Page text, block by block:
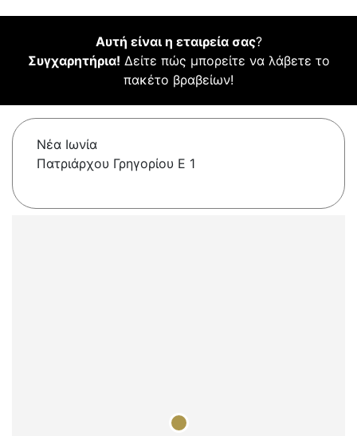
Αυτή είναι η εταιρεία σας?
Συγχαρητήρια! Δείτε πώς μπορείτε να λάβετε το
πακέτο βραβείων!
Νέα Ιωνία
Πατριάρχου Γρηγορίου Ε 1